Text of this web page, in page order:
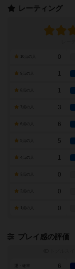
レーティング
0
1
1
7点の人 3
6
5
1
0
0
0
プレイ感の評価
6